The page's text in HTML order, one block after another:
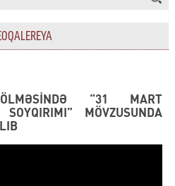
“31 MART
MÖVZUSUNDA